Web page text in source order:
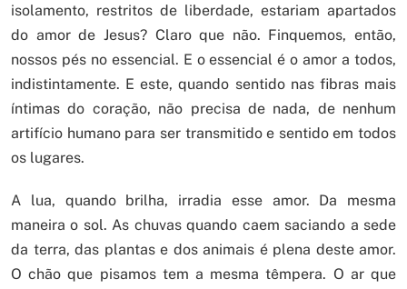
isolamento, restritos de liberdade, estariam apartados
do amor de Jesus? Claro que não. Finquemos, então,
nossos pés no essencial. E o essencial é o amor a todos,
indistintamente. E este, quando sentido nas fibras mais
íntimas do coração, não precisa de nada, de nenhum
artifício humano para ser transmitido e sentido em todos
os lugares.
A lua, quando brilha, irradia esse amor. Da mesma
maneira o sol. As chuvas quando caem saciando a sede
da terra, das plantas e dos animais é plena deste amor.
O chão que pisamos tem a mesma têmpera. O ar que